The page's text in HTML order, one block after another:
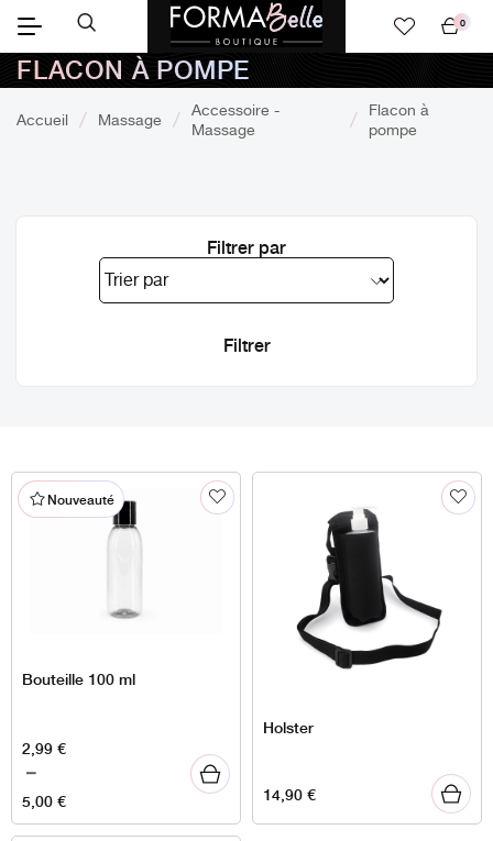
panier
0
FLACON À POMPE
Accueil Massage
Accessoire -
Massage
Flacon à
pompe
Filtrer par
Nouveauté
Bouteille 100 ml
2,99€
–
5,00€
Plage
de
prix :
2,99 €
Holster
14,90€